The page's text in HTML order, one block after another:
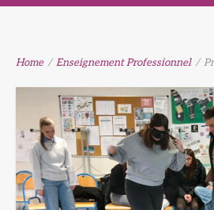
Home /Enseignement Professionnel /